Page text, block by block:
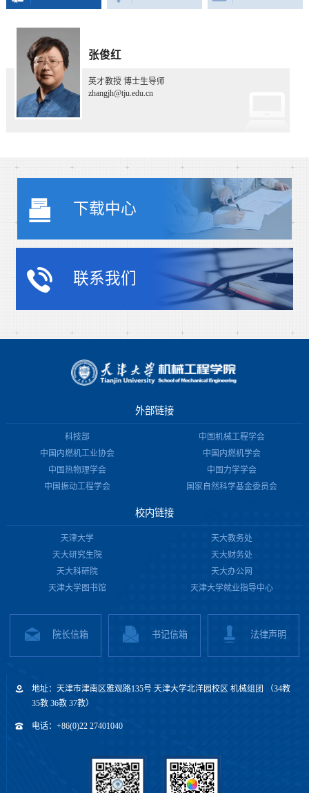
张俊红
英才教授 博士生导师
zhangjh@tju.edu.cn
下载中心
联系我们
外部链接
科技部
中国机械工程学会
中国内燃机工业协会
中国内燃机学会
中国热物理学会
中国力学学会
中国振动工程学会
国家自然科学基金委员会
校内链接
天津大学
天大教务处
天大研究生院
天大财务处
天大科研院
天大办公网
天津大学图书馆
天津大学就业指导中心
院长信箱 书记信箱 法律声明
地址：天津市津南区雅观路135号 天津大学北洋园校区 机械组团 （34教
35教 36教 37教）
电话：+86(0)22 27401040